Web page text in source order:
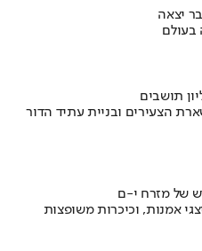
יצאה
בעולם
הצעירים ובניית עתיד הדור
של מזרח י-ם
אמנות, וכיכרות משופצות